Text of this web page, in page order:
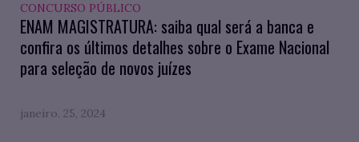
CONCURSO PÚBLICO
ENAM MAGISTRATURA: saiba qual será a banca e
confira os últimos detalhes sobre o Exame Nacional
para seleção de novos juízes
janeiro. 25, 2024